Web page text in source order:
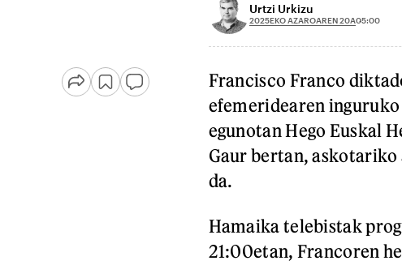
Urtzi Urkizu
2025EKO AZAROAREN 20A05:00
Francisco Franco
efemeridearen
egunotan Hego Euskal
Gaur bertan, askotariko
da.
Hamaika telebistak
21:00etan, Francoren